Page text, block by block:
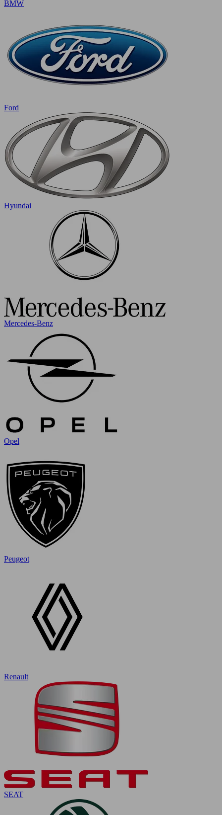
BMW
Ford
Hyundai
Mercedes-Benz
Opel
Peugeot
Renault
SEAT